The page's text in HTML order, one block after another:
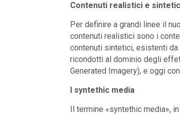
Contenuti realistici e
Per definire a grandi linee il
contenuti realistici sono i
contenuti sintetici, esistenti
ricondotti al dominio degli
Generated Imagery), e oggi
I syntethic media
Il termine «syntethic media»,